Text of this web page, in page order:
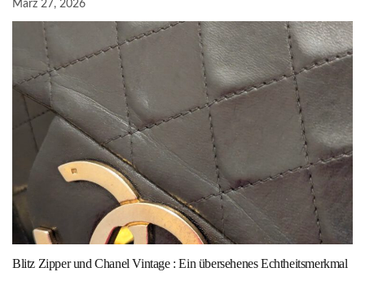
März 27, 2026
Blitz Zipper und Chanel Vintage : Ein übersehenes Echtheitsmerkmal